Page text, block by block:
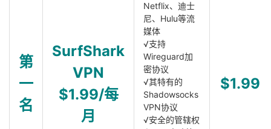
第
一
名
SurfShark
VPN
$1.99/每
月
Netflix、迪士
尼、Hulu等流
媒体
√支持
Wireguard加
密协议
√其特有的
Shadowsocks
VPN协议
√安全的管辖权
$1.99